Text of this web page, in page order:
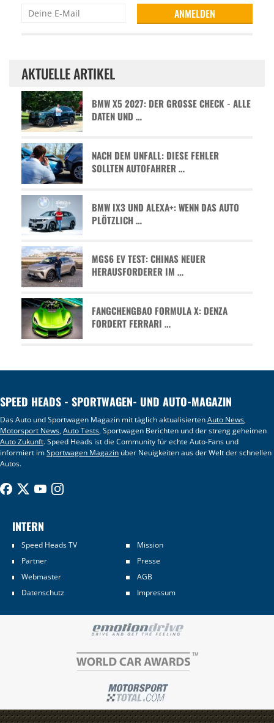
AKTUELLE ARTIKEL
BMW X5 2027: DER GROSSE CHECK - ALLE D
ATEN UND …
NACH DEM UNFALL: DIESE FEHLER
SOLLTEN AUTOFAHRER …
BMW IX3 UND ALEXA+: WENN DAS AUTO
PLÖTZLICH …
MGS6 EV TEST: CHINAS NEUER
HERAUSFORDERER IM …
FANGCHENGBAO FORMULA X: DENZA
FORDERT FERRARI …
SPEED HEADS - SPORTWAGEN- UND AUTO-MAGAZIN
Das Auto und Sportwagen Magazin mit täglich aktualisiertenAuto News,
Motorsport News,Auto Tests, Sportwagen Berichten und der streng geheimen
Auto Zukunft. Speed Heads ist die Community für echte Auto-Fans und
informiert imSportwagen Magazin über Neuigkeiten aus der Welt der schnellen
Autos.
INTERN
Speed Heads TV
Mission
Partner
Presse
Webmaster
AGB
Datenschutz
Impressum